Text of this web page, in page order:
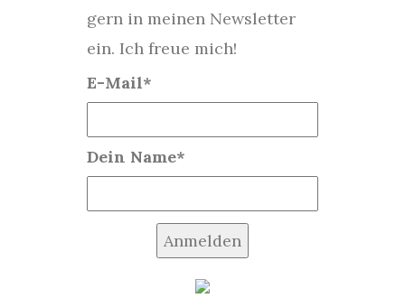
gern in meinen Newsletter
ein. Ich freue mich!
E-Mail*
Dein Name*
Anmelden